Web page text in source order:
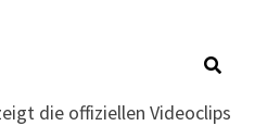
die offiziellen Videoclips